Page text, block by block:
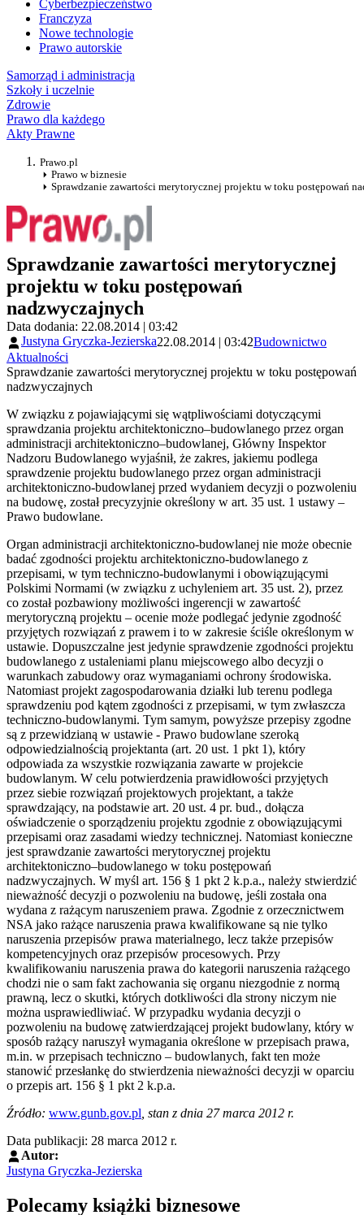
Cyberbezpieczeństwo
Franczyza
Nowe technologie
Prawo autorskie
Samorząd i administracja
Szkoły i uczelnie
Zdrowie
Prawo dla każdego
Akty Prawne
Prawo.pl
Prawo w biznesie
Sprawdzanie zawartości merytorycznej projektu w toku postępowań
Sprawdzanie zawartości merytorycznej
projektu w toku postępowań
nadzwyczajnych
Data dodania: 22.08.2014 | 03:42
Justyna Gryczka-Jezierska22.08.2014 | 03:42Budownictwo
Aktualności
Sprawdzanie zawartości merytorycznej projektu w toku postępowań
nadzwyczajnych
W związku z pojawiającymi się wątpliwościami dotyczącymi
sprawdzania projektu architektoniczno–budowlanego przez organ
administracji architektoniczno–budowlanej, Główny Inspektor
Nadzoru Budowlanego wyjaśnił, że zakres, jakiemu podlega
sprawdzenie projektu budowlanego przez organ administracji
architektoniczno-budowlanej przed wydaniem decyzji o pozwoleniu
na budowę, został precyzyjnie określony w art. 35 ust. 1 ustawy –
Prawo budowlane.
Organ administracji architektoniczno-budowlanej nie może obecnie
badać zgodności projektu architektoniczno-budowlanego z
przepisami, w tym techniczno-budowlanymi i obowiązującymi
Polskimi Normami (w związku z uchyleniem art. 35 ust. 2), przez
co został pozbawiony możliwości ingerencji w zawartość
merytoryczną projektu – ocenie może podlegać jedynie zgodność
przyjętych rozwiązań z prawem i to w zakresie ściśle określonym w
ustawie. Dopuszczalne jest jedynie sprawdzenie zgodności projektu
budowlanego z ustaleniami planu miejscowego albo decyzji o
warunkach zabudowy oraz wymaganiami ochrony środowiska.
Natomiast projekt zagospodarowania działki lub terenu podlega
sprawdzeniu pod kątem zgodności z przepisami, w tym zwłaszcza
techniczno-budowlanymi. Tym samym, powyższe przepisy zgodne
są z przewidzianą w ustawie - Prawo budowlane szeroką
odpowiedzialnością projektanta (art. 20 ust. 1 pkt 1), który
odpowiada za wszystkie rozwiązania zawarte w projekcie
budowlanym. W celu potwierdzenia prawidłowości przyjętych
przez siebie rozwiązań projektowych projektant, a także
sprawdzający, na podstawie art. 20 ust. 4 pr. bud., dołącza
oświadczenie o sporządzeniu projektu zgodnie z obowiązującymi
przepisami oraz zasadami wiedzy technicznej. Natomiast konieczne
jest sprawdzanie zawartości merytorycznej projektu
architektoniczno–budowlanego w toku postępowań
nadzwyczajnych. W myśl art. 156 § 1 pkt 2 k.p.a., należy stwierdzić
nieważność decyzji o pozwoleniu na budowę, jeśli została ona
wydana z rażącym naruszeniem prawa. Zgodnie z orzecznictwem
NSA jako rażące naruszenia prawa kwalifikowane są nie tylko
naruszenia przepisów prawa materialnego, lecz także przepisów
kompetencyjnych oraz przepisów procesowych. Przy
kwalifikowaniu naruszenia prawa do kategorii naruszenia rażącego
chodzi nie o sam fakt zachowania się organu niezgodnie z normą
prawną, lecz o skutki, których dotkliwości dla strony niczym nie
można usprawiedliwiać. W przypadku wydania decyzji o
pozwoleniu na budowę zatwierdzającej projekt budowlany, który w
sposób rażący naruszył wymagania określone w przepisach prawa,
m.in. w przepisach techniczno – budowlanych, fakt ten może
stanowić przesłankę do stwierdzenia nieważności decyzji w oparciu
o przepis art. 156 § 1 pkt 2 k.p.a.
Źródło: www.gunb.gov.pl , stan z dnia 27 marca 2012 r.
Data publikacji: 28 marca 2012 r.
Autor:
Justyna Gryczka-Jezierska
Polecamy książki biznesowe